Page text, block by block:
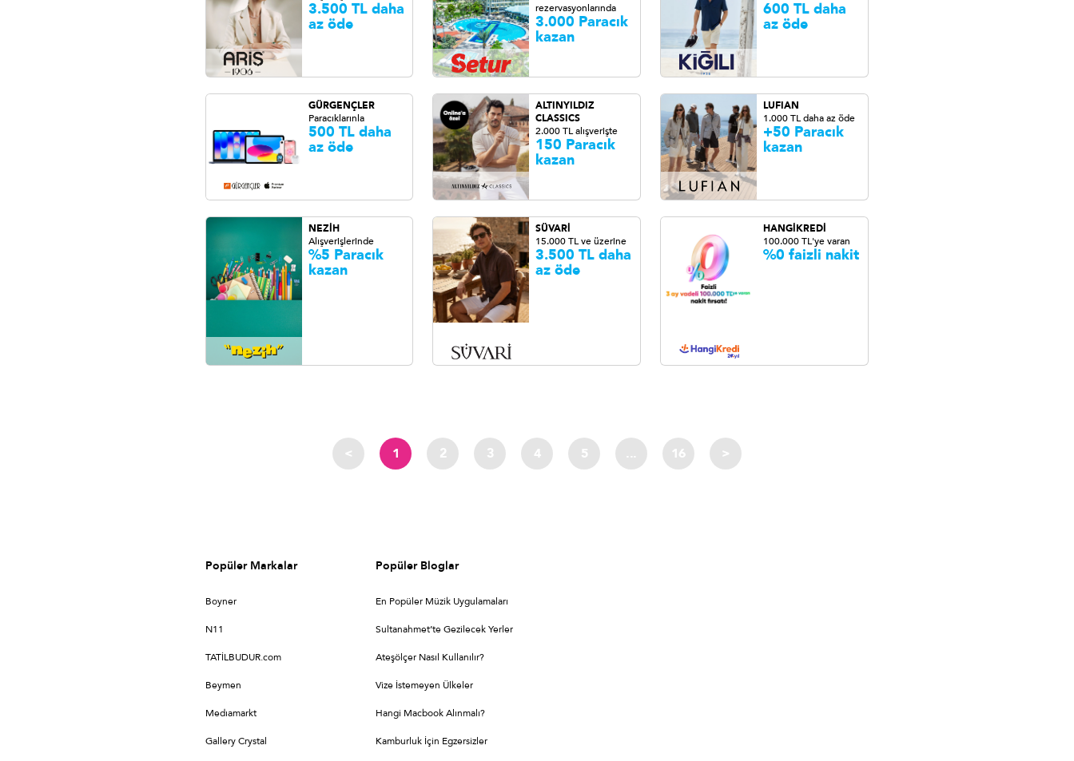
3.500 TL daha
az öde
rezervasyonlarında
3.000 Paracık
kazan
600 TL daha
az öde
GÜRGENÇLER
Paracıklarınla
500 TL daha
az öde
ALTINYILDIZ
CLASSICS
2.000 TL alışverişte
150 Paracık
kazan
LUFIAN
1.000 TL daha az öde
+50 Paracık
kazan
NEZİH
Alışverişlerinde
%5 Paracık
kazan
SÜVARİ
15.000 TL ve üzerine
3.500 TL daha
az öde
HANGİKREDİ
100.000 TL'ye varan
%0 faizli nakit
< 1 2 3 4 5 ... 16 >
Popüler Markalar
Boyner
N11
TATİLBUDUR.com
Beymen
Medıamarkt
Gallery Crystal
Popüler Bloglar
En Popüler Müzik Uygulamaları
Sultanahmet’te Gezilecek Yerler
Ateşölçer Nasıl Kullanılır?
Vize İstemeyen Ülkeler
Hangi Macbook Alınmalı?
Kamburluk İçin Egzersizler